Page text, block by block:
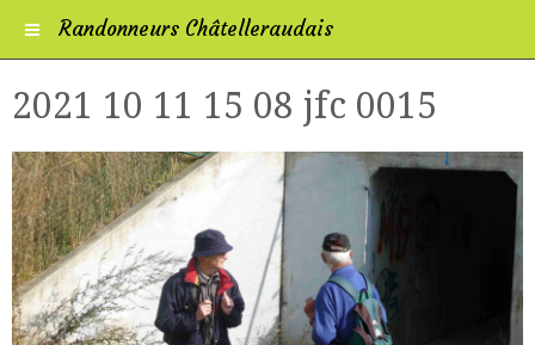
Randonneurs Châtelleraudais
2021 10 11 15 08 jfc 0015